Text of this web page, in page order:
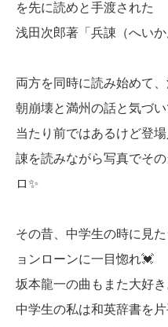
を先に読めと手渡された
浅田次郎著「兵諌（へいか
両方を同時に読み始めて
朝崩壊と満州の話と気づ
当たり前ではあるけど登
諌を読みながら写真でそ
ロ✨
その昔、中学生の時に見
ョンローンに一目惚れ💓
坂本龍一の曲もまた大好き
中学生の私は和英辞書を